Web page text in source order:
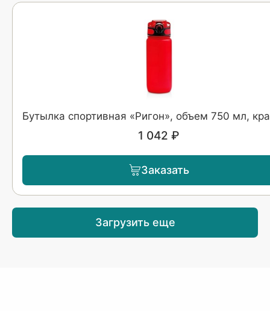
Бутылка спортивная «Ригон», объем 750 мл,
1 042 ₽
Заказать
Загрузить еще